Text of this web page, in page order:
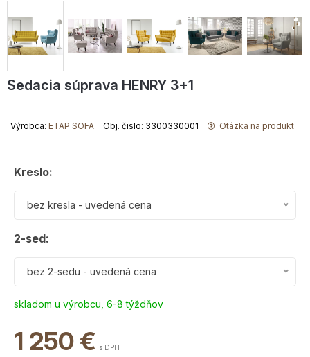
Sedacia súprava HENRY 3+1
Výrobca: ETAP SOFA Obj. čislo: 3300330001 Otázka na produkt
Kreslo:
bez kresla - uvedená cena
2-sed:
bez 2-sedu - uvedená cena
skladom u výrobcu, 6-8 týždňov
1 250 € s DPH